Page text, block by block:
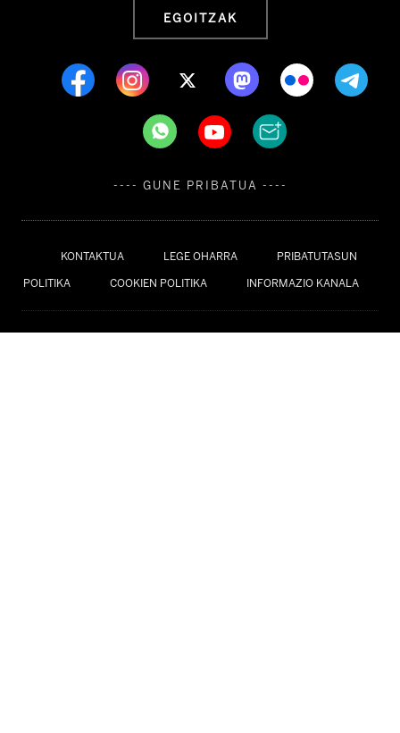
KONTAKTUA LEGE OHARRA PRIBATUTASUN
POLITIKA COOKIEN POLITIKA INFORMAZIO KANALA
EGOITZAK
---- GUNE PRIBATUA ----